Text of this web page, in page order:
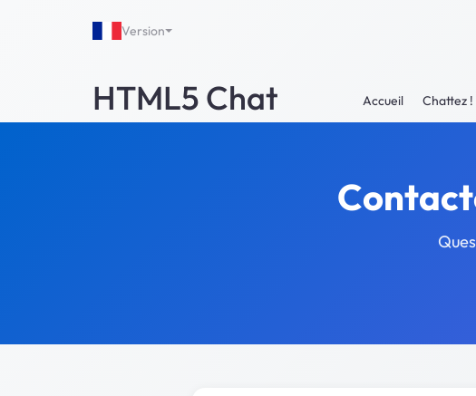
Version
HTML5 Chat Accueil Chattez !